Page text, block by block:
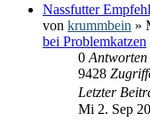
Nassfutter
von krummbein »
bei Problemkatzen
0 Antworten
9428
Letzter
Mi 2. Sep